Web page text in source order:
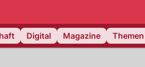
Digital Magazine Themen